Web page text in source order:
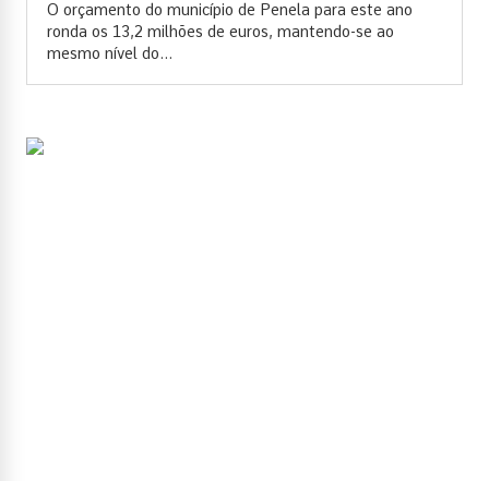
O orçamento do município de Penela para este ano
ronda os 13,2 milhões de euros, mantendo-se ao
mesmo nível do...